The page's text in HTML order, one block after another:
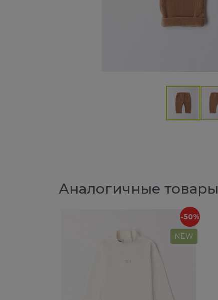
Аналогичные товары
-50%
NEW